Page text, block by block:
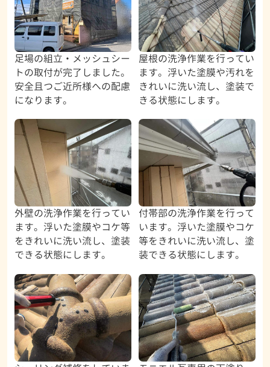
足場の組立・メッシュシー
トの取付が完了しました。
安全且つご近所様への配慮
になります。
屋根の洗浄作業を行ってい
ます。浮いた塗膜や汚れを
きれいに洗い流し、塗装で
きる状態にします。
外壁の洗浄作業を行ってい
ます。浮いた塗膜やコケ等
をきれいに洗い流し、塗装
できる状態にします。
付帯部の洗浄作業を行って
います。浮いた塗膜やコケ
等をきれいに洗い流し、塗
装できる状態にします。